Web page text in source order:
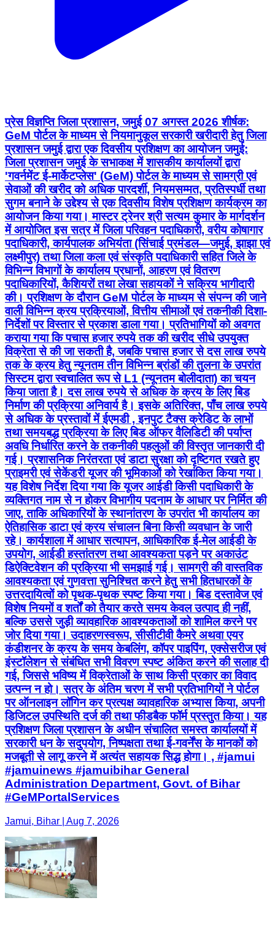
प्रेस विज्ञप्ति जिला प्रशासन, जमुई 07 अगस्त 2026 शीर्षक:
GeM पोर्टल के माध्यम से नियमानुकूल सरकारी खरीदारी हेतु जिला
प्रशासन जमुई द्वारा एक दिवसीय प्रशिक्षण का आयोजन जमुई:
जिला प्रशासन जमुई के सभाकक्ष में शासकीय कार्यालयों द्वारा
'गवर्नमेंट ई-मार्केटप्लेस' (GeM) पोर्टल के माध्यम से सामग्री एवं
सेवाओं की खरीद को अधिक पारदर्शी, नियमसम्मत, प्रतिस्पर्धी तथा
सुगम बनाने के उद्देश्य से एक दिवसीय विशेष प्रशिक्षण कार्यक्रम का
आयोजन किया गया। मास्टर ट्रेनर श्री सत्यम कुमार के मार्गदर्शन
में आयोजित इस सत्र में जिला परिवहन पदाधिकारी, वरीय कोषागार
पदाधिकारी, कार्यपालक अभियंता (सिंचाई प्रमंडल—जमुई, झाझा एवं
लक्ष्मीपुर) तथा जिला कला एवं संस्कृति पदाधिकारी सहित जिले के
विभिन्न विभागों के कार्यालय प्रधानों, आहरण एवं वितरण
पदाधिकारियों, कैशियरों तथा लेखा सहायकों ने सक्रिय भागीदारी
की। प्रशिक्षण के दौरान GeM पोर्टल के माध्यम से संपन्न की जाने
वाली विभिन्न क्रय प्रक्रियाओं, वित्तीय सीमाओं एवं तकनीकी दिशा-
निर्देशों पर विस्तार से प्रकाश डाला गया। प्रतिभागियों को अवगत
कराया गया कि पचास हजार रुपये तक की खरीद सीधे उपयुक्त
विक्रेता से की जा सकती है, जबकि पचास हजार से दस लाख रुपये
तक के क्रय हेतु न्यूनतम तीन विभिन्न ब्रांडों की तुलना के उपरांत
सिस्टम द्वारा स्वचालित रूप से L1 (न्यूनतम बोलीदाता) का चयन
किया जाता है। दस लाख रुपये से अधिक के क्रय के लिए बिड
निर्माण की प्रक्रिया अनिवार्य है। इसके अतिरिक्त, पाँच लाख रुपये
से अधिक के प्रस्तावों में ईएमडी , इनपुट टैक्स क्रेडिट के लाभों
तथा समयबद्ध प्रक्रिया के लिए बिड ऑफर वैलिडिटी की पर्याप्त
अवधि निर्धारित करने के तकनीकी पहलुओं की विस्तृत जानकारी दी
गई। प्रशासनिक निरंतरता एवं डाटा सुरक्षा को दृष्टिगत रखते हुए
प्राइमरी एवं सेकेंडरी यूजर की भूमिकाओं को रेखांकित किया गया।
यह विशेष निर्देश दिया गया कि यूजर आईडी किसी पदाधिकारी के
व्यक्तिगत नाम से न होकर विभागीय पदनाम के आधार पर निर्मित की
जाए, ताकि अधिकारियों के स्थानांतरण के उपरांत भी कार्यालय का
ऐतिहासिक डाटा एवं क्रय संचालन बिना किसी व्यवधान के जारी
रहे। कार्यशाला में आधार सत्यापन, आधिकारिक ई-मेल आईडी के
उपयोग, आईडी हस्तांतरण तथा आवश्यकता पड़ने पर अकाउंट
डिऐक्टिवेशन की प्रक्रिया भी समझाई गई। सामग्री की वास्तविक
आवश्यकता एवं गुणवत्ता सुनिश्चित करने हेतु सभी हितधारकों के
उत्तरदायित्वों को पृथक-पृथक स्पष्ट किया गया। बिड दस्तावेज एवं
विशेष नियमों व शर्तों को तैयार करते समय केवल उत्पाद ही नहीं,
बल्कि उससे जुड़ी व्यावहारिक आवश्यकताओं को शामिल करने पर
जोर दिया गया। उदाहरणस्वरूप, सीसीटीवी कैमरे अथवा एयर
कंडीशनर के क्रय के समय केबलिंग, कॉपर पाइपिंग, एक्सेसरीज एवं
इंस्टॉलेशन से संबंधित सभी विवरण स्पष्ट अंकित करने की सलाह दी
गई, जिससे भविष्य में विक्रेताओं के साथ किसी प्रकार का विवाद
उत्पन्न न हो। सत्र के अंतिम चरण में सभी प्रतिभागियों ने पोर्टल
पर ऑनलाइन लॉगिन कर प्रत्यक्ष व्यावहारिक अभ्यास किया, अपनी
डिजिटल उपस्थिति दर्ज की तथा फीडबैक फॉर्म प्रस्तुत किया। यह
प्रशिक्षण जिला प्रशासन के अधीन संचालित समस्त कार्यालयों में
सरकारी धन के सदुपयोग, निष्पक्षता तथा ई-गवर्नेंस के मानकों को
मजबूती से लागू करने में अत्यंत सहायक सिद्ध होगा। , #jamui
#jamuinews #jamuibihar General
Administration Department, Govt. of Bihar
#GeMPortalServices
Jamui, Bihar | Aug 7, 2026